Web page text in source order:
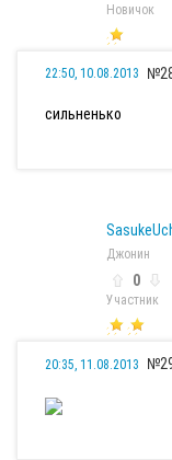
Новичок
22:50, 10.08.2013
сильненько
Джонин
0
Участник
20:35, 11.08.2013